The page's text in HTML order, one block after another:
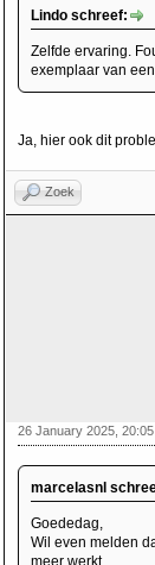
Lindo schreef:
Zelfde ervaring.
exemplaar van
Ja, hier ook dit
Zoek
26 January 2025, 20:05
marcelasnl
Goededag,
Wil even melden